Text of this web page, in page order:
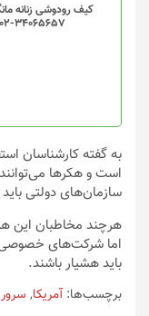
کیف رودوشی زنانه
34065657-02
به گفته کارشناسان
است و هکرها
سازمان‌های دولتی
هرچند مخاطبان این
اما شرکت‌های خصوصی
باید هشیار باشند.
برچسب‌ها: آمریکا, سرور